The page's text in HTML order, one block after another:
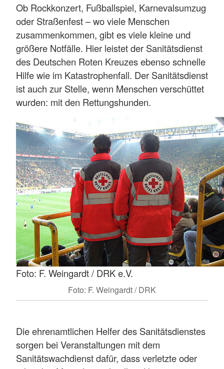
Ob Rockkonzert, Fußballspiel, Karnevalsumzug
oder Straßenfest – wo viele Menschen
zusammenkommen, gibt es viele kleine und
größere Notfälle. Hier leistet der Sanitätsdienst
des Deutschen Roten Kreuzes ebenso schnelle
Hilfe wie im Katastrophenfall. Der Sanitätsdienst
ist auch zur Stelle, wenn Menschen verschüttet
wurden: mit den Rettungshunden.
Foto: F. Weingardt / DRK e.V.
Foto: F. Weingardt / DRK
Die ehrenamtlichen Helfer des Sanitätsdienstes
sorgen bei Veranstaltungen mit dem
Sanitätswachdienst dafür, dass verletzte oder